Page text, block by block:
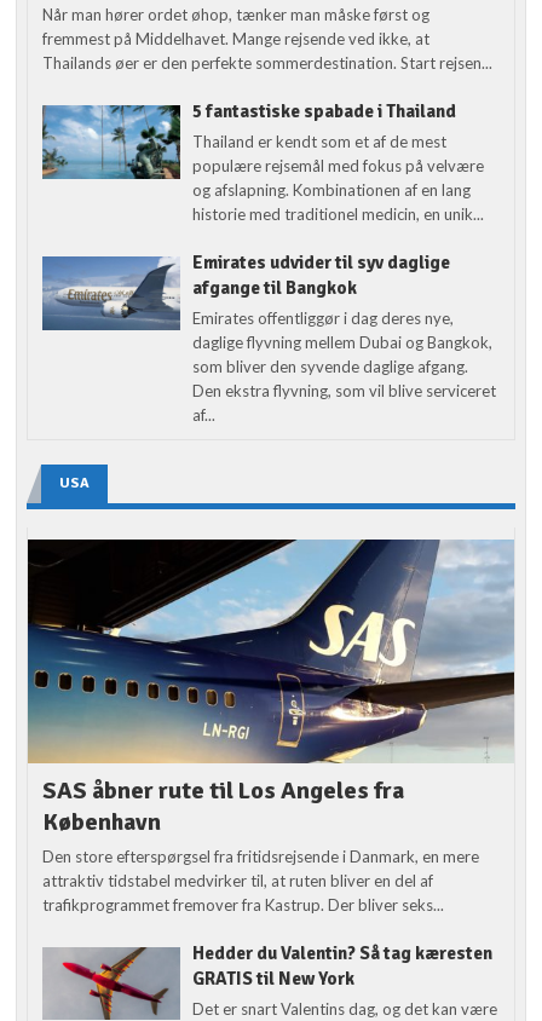
Når man hører ordet øhop, tænker man måske først og
fremmest på Middelhavet. Mange rejsende ved ikke, at
Thailands øer er den perfekte sommerdestination. Start rejsen...
5 fantastiske spabade i Thailand
Thailand er kendt som et af de mest
populære rejsemål med fokus på velvære
og afslapning. Kombinationen af en lang
historie med traditionel medicin, en unik...
Emirates udvider til syv daglige
afgange til Bangkok
Emirates offentliggør i dag deres nye,
daglige flyvning mellem Dubai og Bangkok,
som bliver den syvende daglige afgang.
Den ekstra flyvning, som vil blive serviceret
af...
USA
SAS åbner rute til Los Angeles fra
København
Den store efterspørgsel fra fritidsrejsende i Danmark, en mere
attraktiv tidstabel medvirker til, at ruten bliver en del af
trafikprogrammet fremover fra Kastrup. Der bliver seks...
Hedder du Valentin? Så tag kæresten
GRATIS til New York
Det er snart Valentins dag, og det kan være